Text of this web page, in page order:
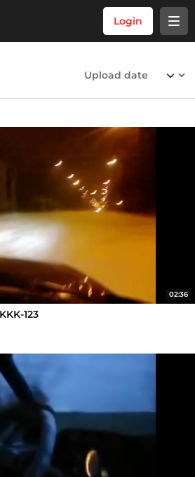
Login
02:36
123